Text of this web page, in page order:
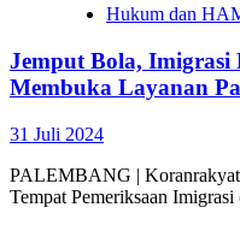
Hukum dan
Jemput Bola, Imigrasi
Membuka Layanan
31 Juli 2024
PALEMBANG |
Tempat Pemeriksaan